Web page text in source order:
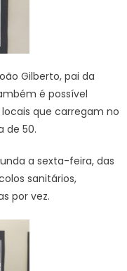
Gilberto, pai da
é possível
que carregam no
de 50.
a sexta-feira, das
sanitários,
por vez.